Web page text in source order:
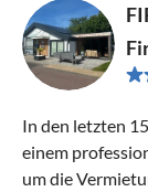
In den letzten
einem
um die